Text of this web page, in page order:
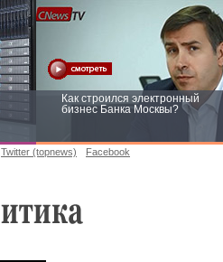
Как строился электронный
бизнес Банка Москвы?
Twitter (topnews) Facebook